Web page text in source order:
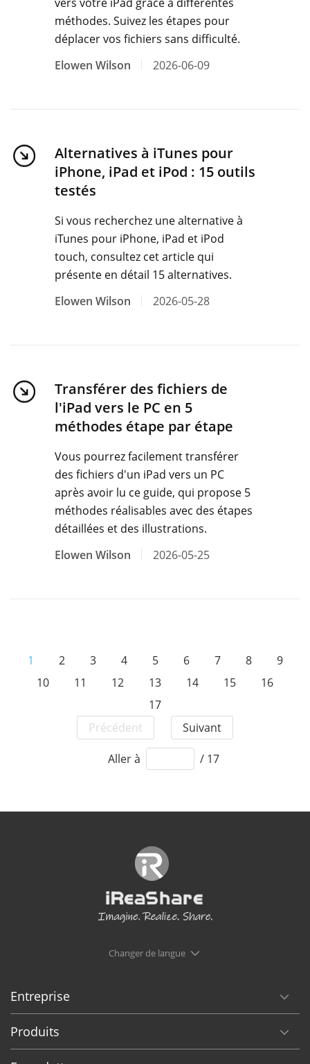
méthodes. Suivez les étapes pour
déplacer vos fichiers sans difficulté.
Elowen Wilson
2026-06-09
Alternatives à iTunes pour
iPhone, iPad et iPod : 15 outils
testés
Si vous recherchez une alternative à
iTunes pour iPhone, iPad et iPod
touch, consultez cet article qui
présente en détail 15 alternatives.
Elowen Wilson
2026-05-28
Transférer des fichiers de
l'iPad vers le PC en 5
méthodes étape par étape
Vous pourrez facilement transférer
des fichiers d'un iPad vers un PC
après avoir lu ce guide, qui propose 5
méthodes réalisables avec des étapes
détaillées et des illustrations.
Elowen Wilson
2026-05-25
Précédent
1 2 3 4 5 6 7 8
9
10
11 12 13 14 15
16
17
Suivant
Aller à / 17
Changer de langue
Entreprise
Produits